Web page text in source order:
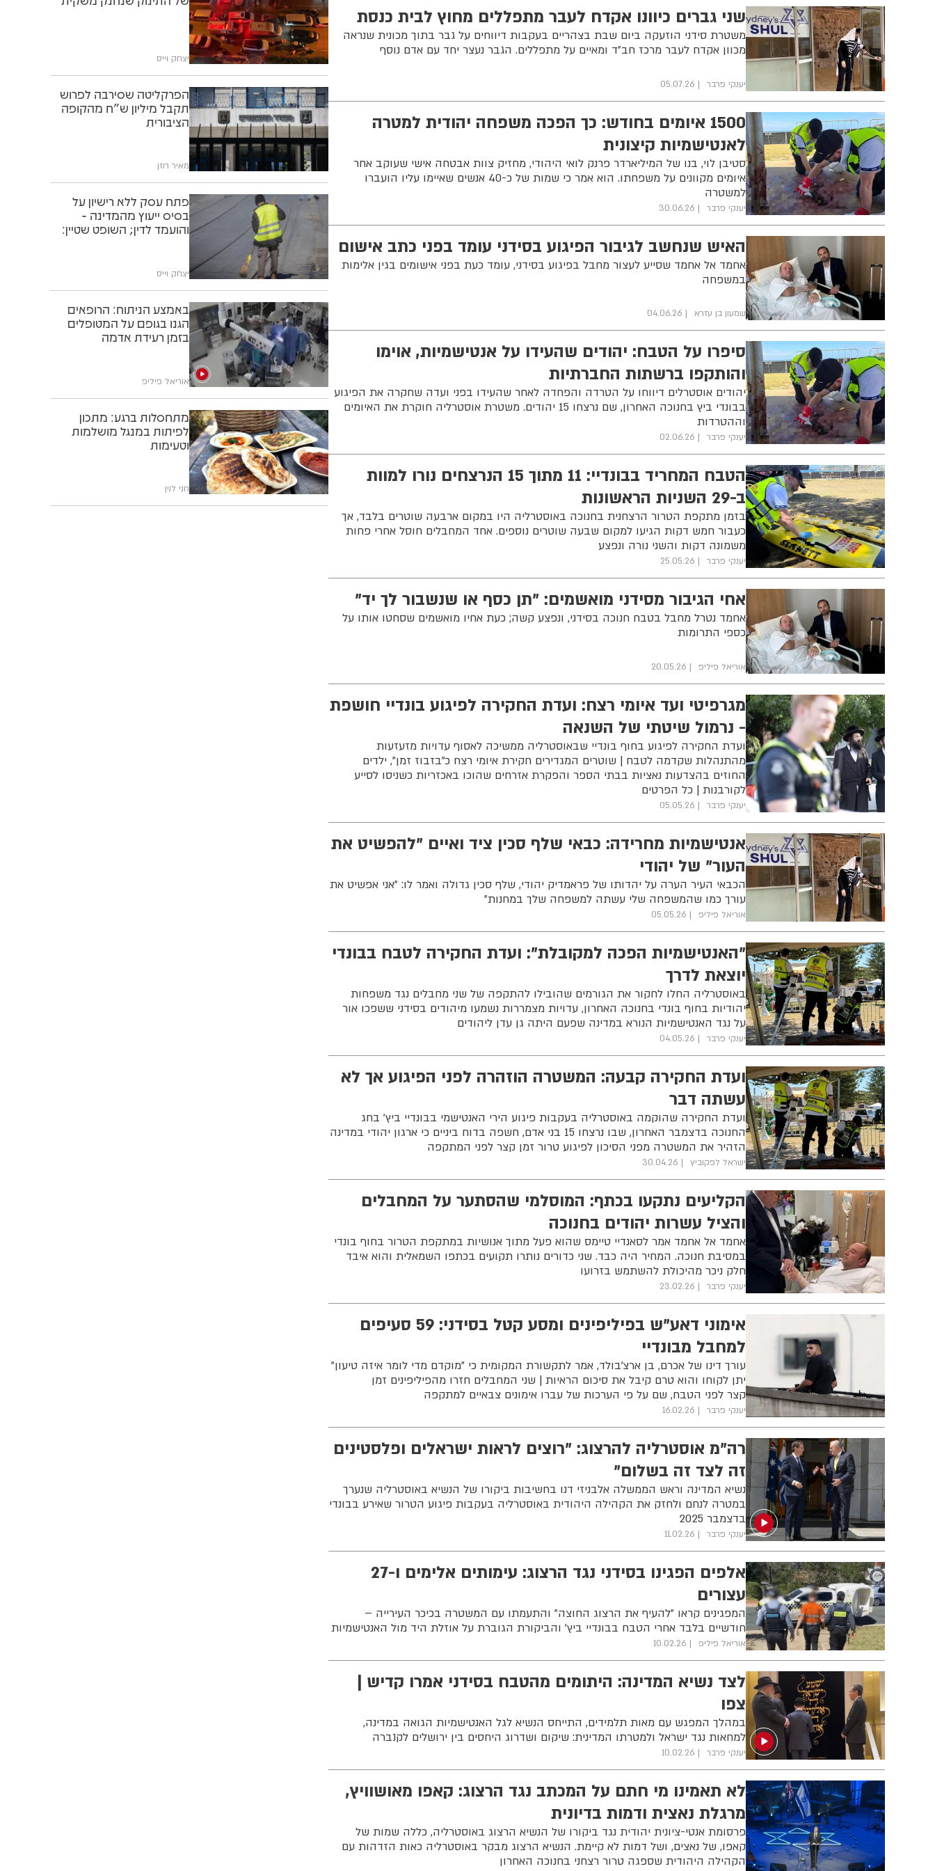
שני גברים כיוונו אקדח לעבר מתפללים מחוץ לבית כנסת
משטרת סידני הוזעקה ביום שבת בצהריים בעקבות דיווחים על גבר בתוך מכונית שנראה
מכוון אקדח לעבר מרכז חב"ד ומאיים על מתפללים. הגבר נעצר יחד עם אדם נוסף
יענקי פרבר 05.07.26
1500 איומים בחודש: כך הפכה משפחה יהודית למטרה
לאנטישמיות קיצונית
סטיבן לוי, בנו של המיליארדר פרנק לואי היהודי, מחזיק צוות אבטחה אישי שעוקב אחר
איומים מקוונים על משפחתו. הוא אמר כי שמות של כ-40 אנשים שאיימו עליו הועברו
למשטרה
יענקי פרבר 30.06.26
האיש שנחשב לגיבור הפיגוע בסידני עומד בפני כתב אישום
אחמד אל אחמד שסייע לעצור מחבל בפיגוע בסידני, עומד כעת בפני אישומים בגין אלימות
במשפחה
שמעון בן עזרא 04.06.26
סיפרו על הטבח: יהודים שהעידו על אנטישמיות, אוימו
והותקפו ברשתות החברתיות
יהודים אוסטרלים דיווחו על הטרדה והפחדה לאחר שהעידו בפני ועדה שחקרה את הפיגוע
בבונדי ביץ בחנוכה האחרון, שם נרצחו 15 יהודים. משטרת אוסטרליה חוקרת את האיומים
וההטרדות
יענקי פרבר 02.06.26
הטבח המחריד בבונדיי: 11 מתוך 15 הנרצחים נורו למוות
ב-29 השניות הראשונות
בזמן מתקפת הטרור הרצחנית בחנוכה באוסטרליה היו במקום ארבעה שוטרים בלבד, אך
כעבור חמש דקות הגיעו למקום שבעה שוטרים נוספים. אחד המחבלים חוסל אחרי פחות
משמונה דקות והשני נורה ונפצע
יענקי פרבר 25.05.26
אחי הגיבור מסידני מואשמים: "תן כסף או שנשבור לך יד"
אחמד נטרל מחבל בטבח חנוכה בסידני, ונפצע קשה; כעת אחיו מואשמים שסחטו אותו על
כספי התרומות
אוריאל פיליפ 20.05.26
מגרפיטי ועד איומי רצח: ועדת החקירה לפיגוע בונדיי חושפת
- נרמול שיטתי של השנאה
ועדת החקירה לפיגוע בחוף בונדיי שבאוסטרליה ממשיכה לאסוף עדויות מזעזעות
מהתנהלות שקדמה לטבח | שוטרים המגדירים חקירת איומי רצח כ"בזבוז זמן", ילדים
החוזים בהצדעות נאציות בבתי הספר והפקרת אזרחים שהוכו באכזריות כשניסו לסייע
לקורבנות | כל הפרטים
יענקי פרבר 05.05.26
אנטישמיות מחרידה: כבאי שלף סכין ציד ואיים "להפשיט את
העור" של יהודי
הכבאי העיר הערה על יהדותו של פראמדיק יהודי, שלף סכין גדולה ואמר לו: "אני אפשיט את
עורך כמו שהמשפחה שלי עשתה למשפחה שלך במחנות"
אוריאל פיליפ 05.05.26
"האנטישמיות הפכה למקובלת": ועדת החקירה לטבח בבונדי
יוצאת לדרך
באוסטרליה החלו לחקור את הגורמים שהובילו להתקפה של שני מחבלים נגד משפחות
יהודיות בחוף בונדי בחנוכה האחרון, עדויות מצמררות נשמעו מיהודים בסידני ששפכו אור
על נגד האנטישמיות הנורא במדינה שפעם היתה גן עדן ליהודים
יענקי פרבר 04.05.26
ועדת החקירה קבעה: המשטרה הוזהרה לפני הפיגוע אך לא
עשתה דבר
ועדת החקירה שהוקמה באוסטרליה בעקבות פיגוע הירי האנטישמי בבונדיי ביץ' בחג
החנוכה בדצמבר האחרון, שבו נרצחו 15 בני אדם, חשפה בדוח ביניים כי ארגון יהודי במדינה
הזהיר את המשטרה מפני הסיכון לפיגוע טרור זמן קצר לפני המתקפה
ישראל לפקוביץ 30.04.26
הקליעים נתקעו בכתף: המוסלמי שהסתער על המחבלים
והציל עשרות יהודים בחנוכה
אחמד אל אחמד אמר לסאנדיי טיימס שהוא פעל מתוך אנושיות במתקפת הטרור בחוף בונדי
במסיבת חנוכה. המחיר היה כבד. שני כדורים נותרו תקועים בכתפו השמאלית והוא איבד
חלק ניכר מהיכולת להשתמש בזרועו
יענקי פרבר 23.02.26
אימוני דאע"ש בפיליפינים ומסע קטל בסידני: 59 סעיפים
למחבל מבונדיי
עורך דינו של אכרם, בן ארצ'בולד, אמר לתקשורת המקומית כי "מוקדם מדי לומר איזה טיעון"
יתן לקוחו והוא טרם קיבל את סיכום הראיות | שני המחבלים חזרו מהפיליפינים זמן
קצר לפני הטבח, שם על פי הערכות של עברו אימונים צבאיים למתקפה
יענקי פרבר 16.02.26
רה"מ אוסטרליה להרצוג: "רוצים לראות ישראלים ופלסטינים
זה לצד זה בשלום"
נשיא המדינה וראש הממשלה אלבניזי דנו בחשיבות ביקורו של הנשיא באוסטרליה שנערך
במטרה לנחם ולחזק את הקהילה היהודית באוסטרליה בעקבות פיגוע הטרור שאירע בבונדי
בדצמבר 2025
יענקי פרבר 11.02.26
אלפים הפגינו בסידני נגד הרצוג: עימותים אלימים ו-27
עצורים
המפגינים קראו "להעיף את הרצוג החוצה" והתעמתו עם המשטרה בכיכר העירייה –
חודשיים בלבד אחרי הטבח בבונדיי ביץ’ והביקורת הגוברת על אוזלת היד מול האנטישמיות
אוריאל פיליפ 10.02.26
לצד נשיא המדינה: היתומים מהטבח בסידני אמרו קדיש |
צפו
במהלך המפגש עם מאות תלמידים, התייחס הנשיא לגל האנטישמיות הגואה במדינה,
למחאות נגד ישראל ולמטרתו המדינית: שיקום ושדרוג היחסים בין ירושלים לקנברה
יענקי פרבר 10.02.26
לא תאמינו מי חתם על המכתב נגד הרצוג: קאפו מאושוויץ,
מרגלת נאצית ודמות בדיונית
פרסומת אנטי-ציונית יהודית נגד ביקורו של הנשיא הרצוג באוסטרליה, כללה שמות של
קאפו, של נאצים, ושל דמות לא קיימת. הנשיא הרצוג מבקר באוסטרליה כאות הזדהות עם
הקהילה היהודית שספגה טרור רצחני בחנוכה האחרון
יצחק וייס
הפרקליטה שסירבה לפרוש
תקבל מיליון ש"ח מהקופה
הציבורית
מאיר רוזן
פתח עסק ללא רישיון על
בסיס ייעוץ מהמדינה -
והועמד לדין; השופט שטיין:
יצחק וייס
באמצע הניתוח: הרופאים
הגנו בגופם על המטופלים
בזמן רעידת אדמה
אוריאל פיליפ
מתחסלות ברגע: מתכון
לפיתות במנגל מושלמות
וטעימות
חני לוין